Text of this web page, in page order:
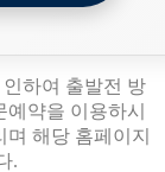
하여 출발전 방
약을 이용하시
해당 홈페이지
.